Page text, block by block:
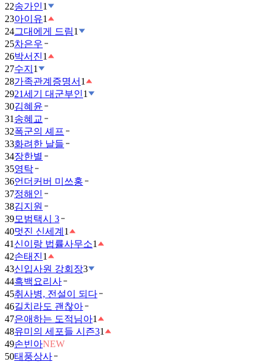
22송가인1
23아이유1
24그대에게 드림1
25차은우
26박서진1
27수지 1
28가족관계증명서 1
2921세기 대군부인1
30김혜윤
31 송혜교
32폭군의 셰프
33화려한 날들
34장한별
35영탁
36언더커버 미쓰홍
37정해인
38김지원
39모범택시 3
40멋진 신세계 1
41 신이랑 법률사무소1
42손태진1
43신입사원 강회장3
44흑백요리사
45취사병, 전설이 되다
46길치라도 괜찮아
47은애하는 도적님아1
48유미의 세포들 시즌31
49손빈아NEW
50태풍상사